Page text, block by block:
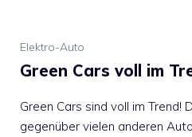
Elektro-Auto
Green Cars voll im
Green Cars sind voll im Trend!
gegenüber vielen anderen